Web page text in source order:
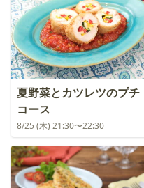
夏野菜とカツレツのプチ
コース
8/25 (木) 21:30〜22:30